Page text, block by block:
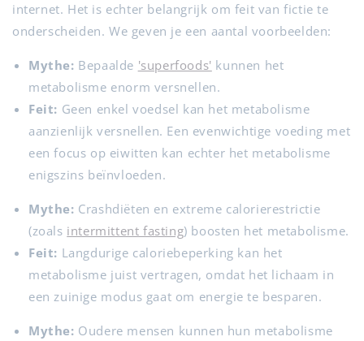
internet. Het is echter belangrijk om feit van fictie te
onderscheiden. We geven je een aantal voorbeelden:
Mythe: Bepaalde 'superfoods' kunnen het
metabolisme enorm versnellen.
Feit: Geen enkel voedsel kan het metabolisme
aanzienlijk versnellen. Een evenwichtige voeding met
een focus op eiwitten kan echter het metabolisme
enigszins beïnvloeden.
Mythe: Crashdiëten en extreme calorierestrictie
(zoals intermittent fasting) boosten het metabolisme.
Feit: Langdurige caloriebeperking kan het
metabolisme juist vertragen, omdat het lichaam in
een zuinige modus gaat om energie te besparen.
Mythe: Oudere mensen kunnen hun metabolisme